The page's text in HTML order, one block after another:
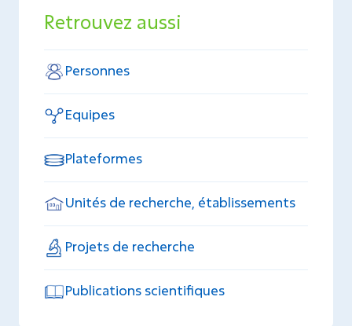
Retrouvez aussi
Personnes
Equipes
Plateformes
Unités de recherche, établissements
Projets de recherche
Publications scientifiques